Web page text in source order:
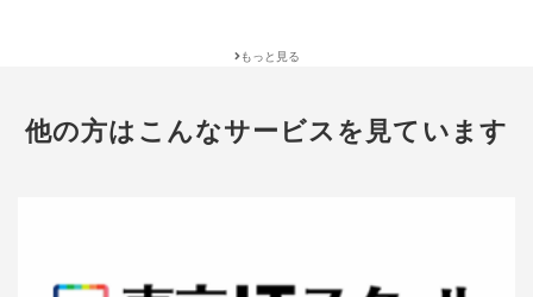
もっと見る
他の方はこんなサービスを見ています